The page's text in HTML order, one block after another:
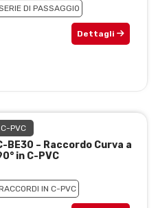
DI PASSAGGIO
Dettagli
C-PVC
BE30 – Raccordo Curva a
in C-PVC
IN C-PVC